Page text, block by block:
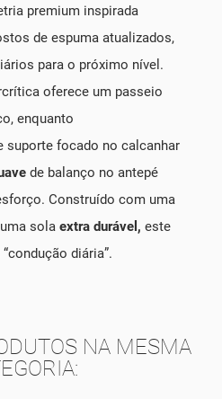
premium inspirada
de espuma atualizados,
para o próximo nível.
oferece um passeio
enquanto
suporte focado no calcanhar
de balanço no antepé
Construído com uma
sola extra durável, este
diária”.
NA MESMA